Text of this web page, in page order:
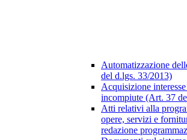
Automatizzazione
del d.lgs. 33/2013)
Acquisizione
incompiute (Art. 37
Atti relativi alla
opere, servizi e
redazione